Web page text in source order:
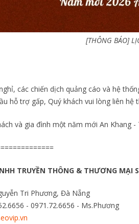
[THÔNG BÁO]
các chiến dịch quảng cáo và hệ
hỗ trợ gấp, Quý khách vui lòng liên
và gia đình một năm mới An Khang -
TRUYỀN THÔNG & THƯƠNG MẠI
Tri Phương, Đà Nẵng
- 0971.72.6656 - Ms.Phương